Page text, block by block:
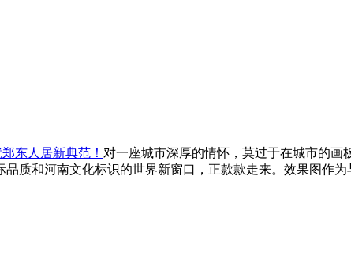
东人居新典范！ 对一座城市深厚的情怀，莫过于在城市的
质和河南文化标识的世界新窗口，正款款走来。效果图作